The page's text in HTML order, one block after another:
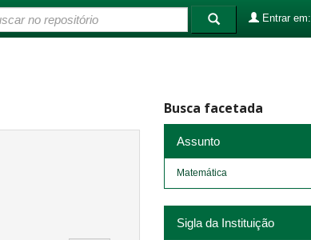
Entrar em:
Busca facetada
Assunto
Matemática
Sigla da Instituição